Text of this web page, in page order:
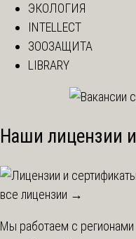
ЭКОЛОГИЯ
INTELLECT
ЗООЗАЩИТА
LIBRARY
Наши лицензии
все лицензии →
Мы работаем с регионами